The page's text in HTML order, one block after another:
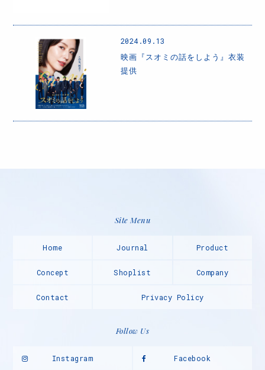
2024.09.13
映画『スオミの話をしよう』衣装
提供
Site Menu
Home Journal Product
Concept Shoplist Company
Contact Privacy Policy
Follow Us
Instagram Facebook